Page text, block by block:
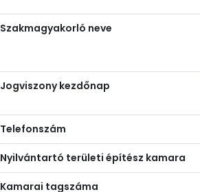
Szakmagyakorló neve
Jogviszony kezdőnap
Telefonszám
Nyilvántartó területi építész kamara
Kamarai tagszáma